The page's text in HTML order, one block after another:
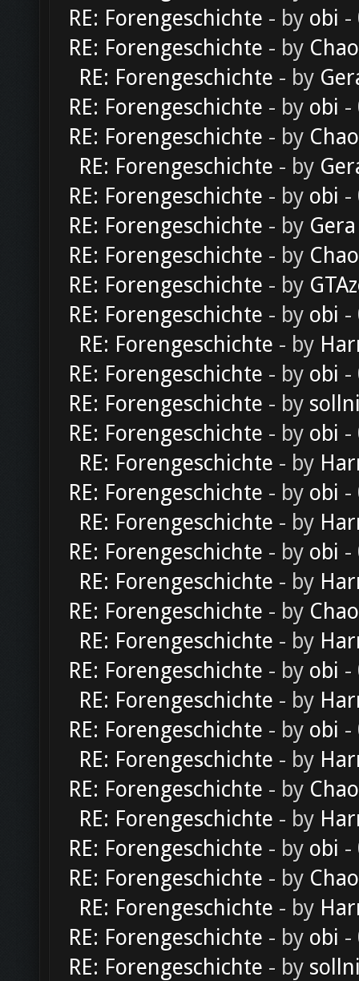
RE: Forengeschichte - by obi -
RE: Forengeschichte - by
RE: Forengeschichte - by
RE: Forengeschichte - by obi -
RE: Forengeschichte - by
RE: Forengeschichte - by
RE: Forengeschichte - by obi -
RE: Forengeschichte - by Gera
RE: Forengeschichte - by
RE: Forengeschichte - by
RE: Forengeschichte - by obi -
RE: Forengeschichte - by
RE: Forengeschichte - by obi -
RE: Forengeschichte - by
RE: Forengeschichte - by obi -
RE: Forengeschichte - by
RE: Forengeschichte - by obi -
RE: Forengeschichte - by
RE: Forengeschichte - by obi -
RE: Forengeschichte - by
RE: Forengeschichte - by
RE: Forengeschichte - by
RE: Forengeschichte - by obi -
RE: Forengeschichte - by
RE: Forengeschichte - by obi -
RE: Forengeschichte - by
RE: Forengeschichte - by
RE: Forengeschichte - by
RE: Forengeschichte - by obi -
RE: Forengeschichte - by
RE: Forengeschichte - by
RE: Forengeschichte - by obi -
RE: Forengeschichte - by